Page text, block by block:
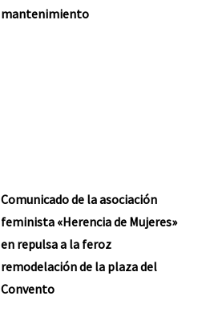
mantenimiento
Comunicado de la asociación
feminista «Herencia de Mujeres»
en repulsa a la feroz
remodelación de la plaza del
Convento